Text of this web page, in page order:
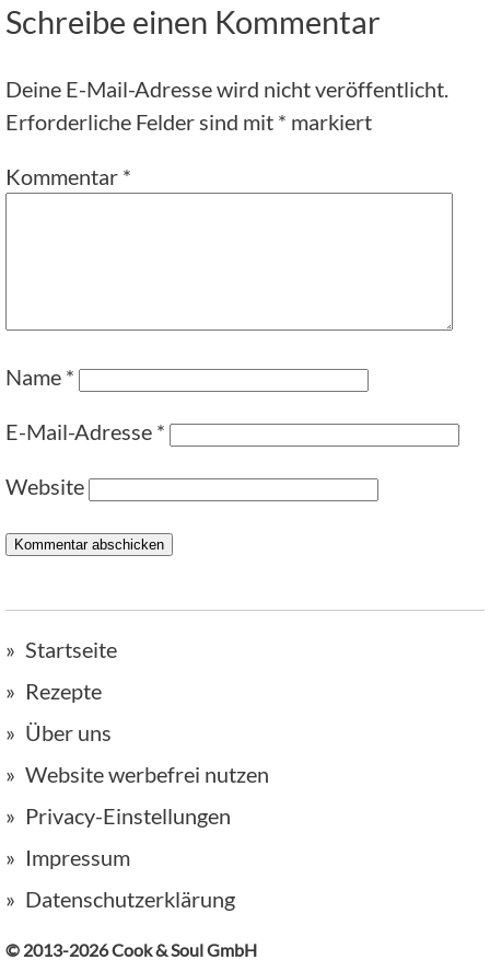
Schreibe einen Kommentar
Deine E-Mail-Adresse wird nicht veröffentlicht.
Erforderliche Felder sind mit * markiert
Kommentar *
Name *
E-Mail-Adresse *
Website
Startseite
Rezepte
Über uns
Website werbefrei nutzen
Privacy-Einstellungen
Impressum
Datenschutzerklärung
© 2013-2026 Cook & Soul GmbH